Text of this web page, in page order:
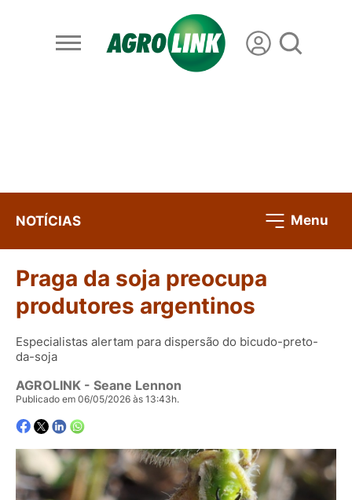
NOTÍCIAS Menu
Praga da soja preocupa
produtores argentinos
Especialistas alertam para dispersão do bicudo-preto-
da-soja
AGROLINK - Seane Lennon
Publicado em 06/05/2026 às 13:43h.